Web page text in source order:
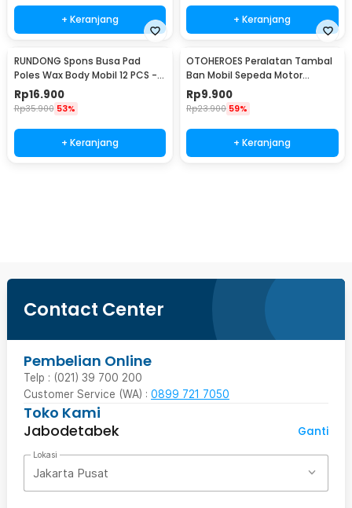
+ Keranjang + Keranjang
RUNDONG Spons Busa Pad
Poles Wax Body Mobil 12 PCS -
R2010
Rp16.900
Rp35.900 53%
+ Keranjang
OTOHEROES Peralatan Tambal
Ban Mobil Sepeda Motor
Tubeless - KBTB02
Rp9.900
Rp23.900 59%
+ Keranjang
Contact Center
Pembelian Online
Telp : (021) 39 700 200
Customer Service (WA) : 0899 721 7050
Toko Kami
Jabodetabek
Ganti
Lokasi
Jakarta Pusat